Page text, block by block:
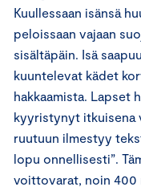
Kuullessaan isänsä
peloissaan vajaan
sisältäpäin. Isä
kuuntelevat kädet
hakkaamista. Lapset
kyyristynyt itkuisena
ruutuun ilmestyy
lopu onnellisesti”.
voittovarat, noin 400